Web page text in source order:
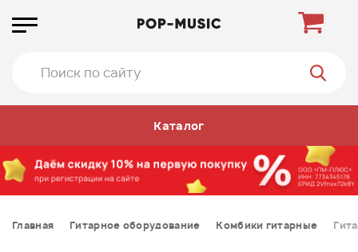
Каталог
Главная Гитарное оборудование Комбики гитарные